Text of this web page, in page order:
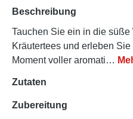
Beschreibung
Tauchen Sie ein in die
Kräutertees und erleben
Moment voller aromati…
Zutaten
Zubereitung